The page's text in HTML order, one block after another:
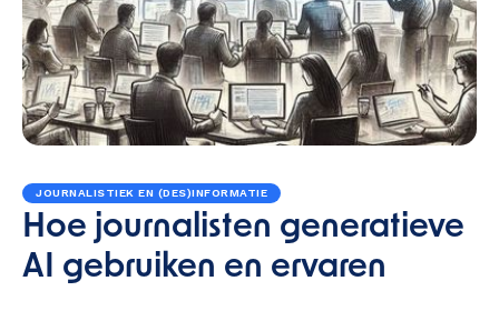
JOURNALISTIEK EN (DES)INFORMATIE
Hoe journalisten generatieve
AI gebruiken en ervaren